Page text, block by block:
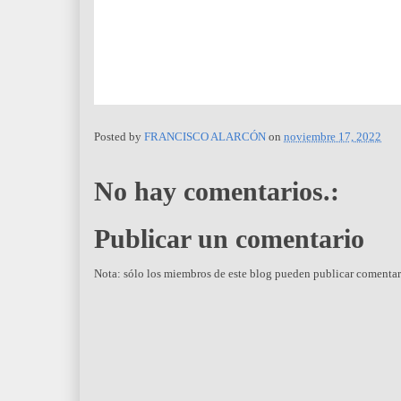
Posted by FRANCISCO ALARCÓN on noviembre 17, 2022
No hay comentarios.:
Publicar un comentario
Nota: sólo los miembros de este blog pueden publicar